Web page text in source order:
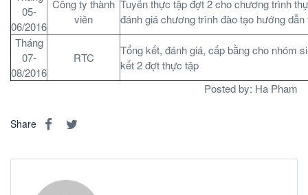
05-
06/2016
Công ty thành
viên
Tuyển thực tập đợt 2 cho chương trình
đánh giá chương trình đào tạo hướng dẫn
Tháng
07-
08/2016
RTC
Tổng kết, đánh giá, cấp bằng cho nhóm
kết 2 đợt thực tập
Posted by: Ha Pham
usa.html
Share